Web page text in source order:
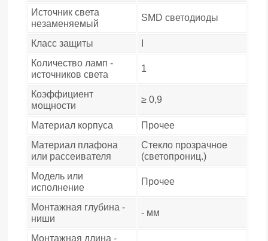
Источник света
незаменяемый
SMD светодиоды
Класс защиты
Количество ламп -
источников света
1
Коэффициент
мощности
≥ 0,9
Материал корпуса
Прочее
Материал плафона
или рассеивателя
Стекло прозрачное
(светопрониц.)
Модель или
исполнение
Прочее
Монтажная глубина -
ниши
- мм
Монтажная длина -